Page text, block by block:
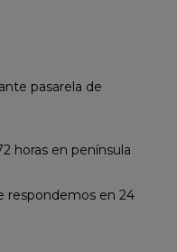
pasarela de
horas en península
respondemos en 24